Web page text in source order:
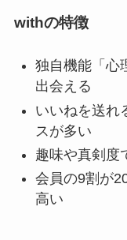
withの特徴
独自機能「心
出会える
いいねを送れ
スが多い
趣味や真剣度
会員の9割が
高い